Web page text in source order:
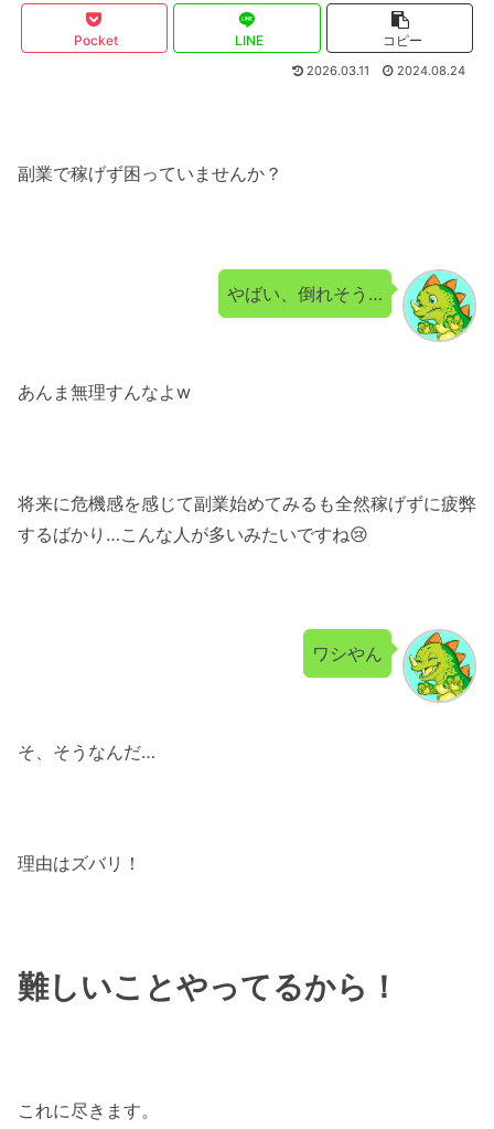
Pocket LINE コピー
2026.03.11 2024.08.24
副業で稼げず困っていませんか？
やばい、倒れそう…
あんま無理すんなよw
将来に危機感を感じて副業始めてみるも全然稼げずに疲弊
するばかり…こんな人が多いみたいですね😢
ワシやん
そ、そうなんだ…
理由はズバリ！
難しいことやってるから！
これに尽きます。